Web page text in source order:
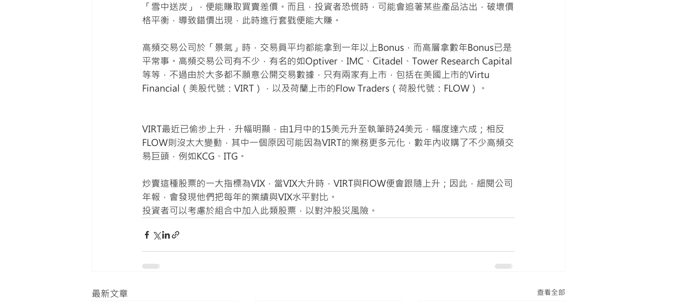
「雪中送炭」，便能賺取買賣差價。而且，投資者恐慌時，可能會追著某些產品沽出，破壞價
格平衡，導致錯價出現，此時進行套戥便能大賺。
高頻交易公司於「景氣」時，交易員平均都能拿到一年以上Bonus，而高層拿數年Bonus已是
平常事。高頻交易公司有不少，有名的如Optiver、IMC、Citadel、Tower Research Capital
等等，不過由於大多都不願意公開交易數據，只有兩家有上市，包括在美國上市的Virtu
Financial（美股代號：VIRT），以及荷蘭上市的Flow Traders（荷股代號：FLOW）。
VIRT最近已偷步上升，升幅明顯，由1月中的15美元升至執筆時24美元，幅度達六成；相反
FLOW則沒太大變動，其中一個原因可能因為VIRT的業務更多元化，數年內收購了不少高頻交
易巨頭，例如KCG、ITG。
炒賣這種股票的一大指標為VIX，當VIX大升時，VIRT與FlOW便會跟隨上升；因此，細閱公司
年報，會發現他們把每年的業績與VIX水平對比。
投資者可以考慮於組合中加入此類股票，以對沖股災風險。
最新文章 查看全部